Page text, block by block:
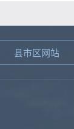
县市区网站